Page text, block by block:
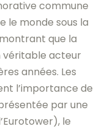
commune
le monde sous la
que la
véritable acteur
années. Les
l’importance de
par une
le